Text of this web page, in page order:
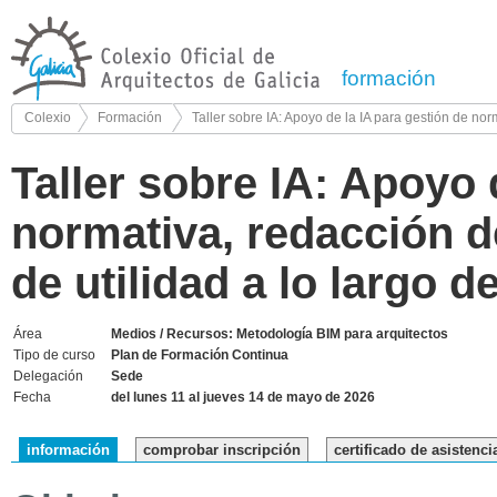
formación
Colexio Formación Taller sobre IA: Apoyo de la IA para gestión de
Taller sobre IA: Apoyo
normativa, redacción
de utilidad a lo largo
Área
Medios / Recursos: Metodología BIM para arquitectos
Tipo de curso
Plan de Formación Continua
Delegación
Sede
Fecha
del lunes 11 al jueves 14 de mayo de 2026
información comprobar inscripción certificado de